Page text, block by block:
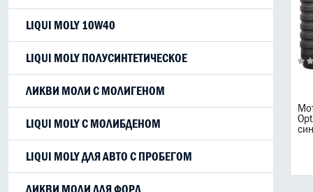
LIQUI MOLY 10W40
LIQUI MOLY ПОЛУСИНТЕТИЧЕСКОЕ
ЛИКВИ МОЛИ С МОЛИГЕНОМ
LIQUI MOLY С МОЛИБДЕНОМ
LIQUI MOLY ДЛЯ АВТО С ПРОБЕГОМ
ЛИКВИ МОЛИ ДЛЯ ФОРД